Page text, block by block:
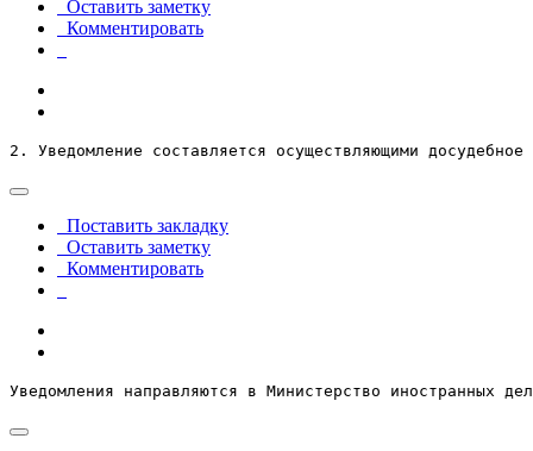
Оставить заметку
Комментировать
2. Уведомление составляется осуществляющими
Поставить закладку
Оставить заметку
Комментировать
Уведомления направляются в Министерство иностранных